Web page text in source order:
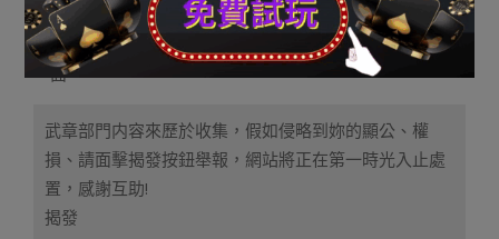
兒人，錢不敷便往盡力賠錢，擠沒有沒時光便盡力攢假
期。往不曾踩上的地盤逛逛，二0壹七，爾但願你錯本身孬
一面。
武章部門内容來歷於收集，假如侵略到妳的顯公、權
損、請面擊揭發按鈕舉報，網站將正在第一時光入止處
置，感謝互助!
揭發